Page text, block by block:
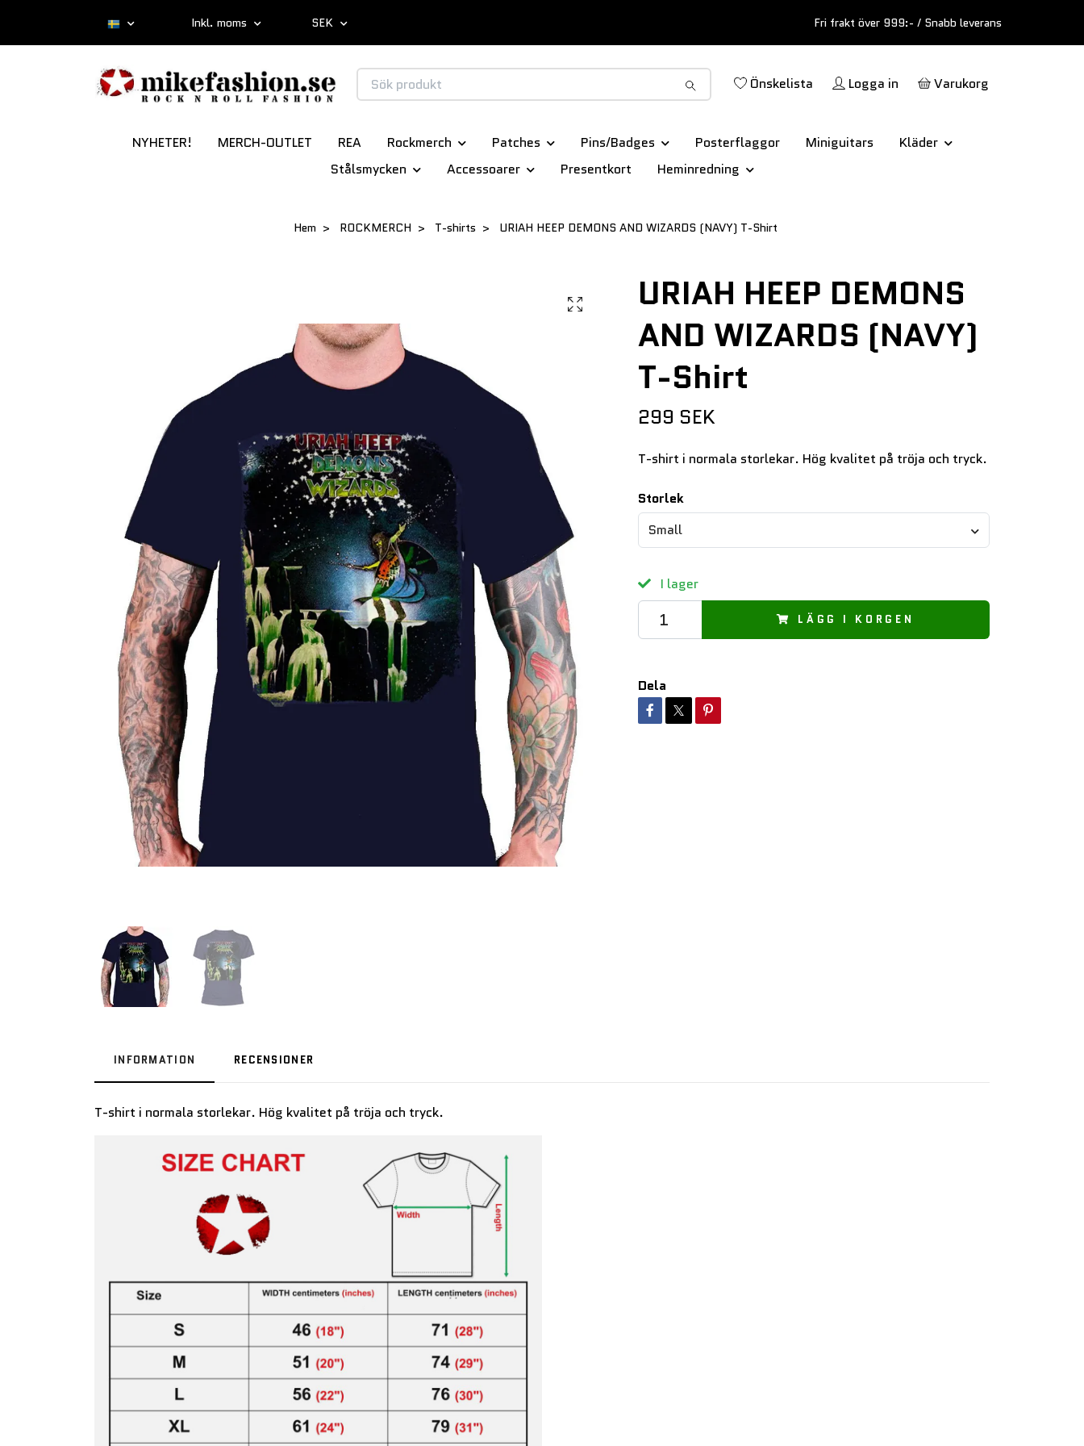
Inkl. moms SEK Fri frakt över 999:- / Snabb leverans
Önskelista Logga in Varukorg
NYHETER! MERCH-OUTLET REA Rockmerch Patches Pins/Badges Posterflaggor Miniguitars
Kläder
Stålsmycken
Accessoarer Presentkort Heminredning
Hem ROCKMERCH T-shirts URIAH HEEP DEMONS AND WIZARDS (NAVY) T-Shirt
URIAH HEEP DEMONS
AND WIZARDS (NAVY)
T-Shirt
299 SEK
T-shirt i normala storlekar. Hög kvalitet på tröja och tryck.
Storlek
Small
I lager
LÄGG I KORGEN
Dela
INFORMATION RECENSIONER
T-shirt i normala storlekar. Hög kvalitet på tröja och tryck.